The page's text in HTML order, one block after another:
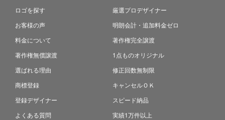
ロゴを探す
お客様の声
料金について
著作権無償譲渡
選ばれる理由
商標登録
登録デザイナー
よくある質問
厳選プロデザイナー
明朗会計・追加料金ゼロ
著作権完全譲渡
1点ものオリジナル
修正回数無制限
キャンセルＯＫ
スピード納品
実績1万件以上